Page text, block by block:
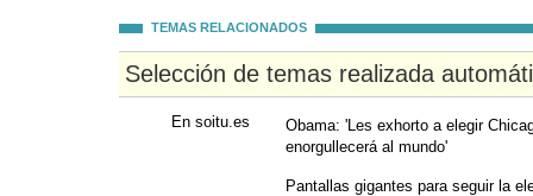
TEMAS RELACIONADOS
Selección de temas realizada
En soitu.es
Obama: 'Les exhorto a elegir
enorgullecerá al mundo'
Pantallas gigantes para seguir la